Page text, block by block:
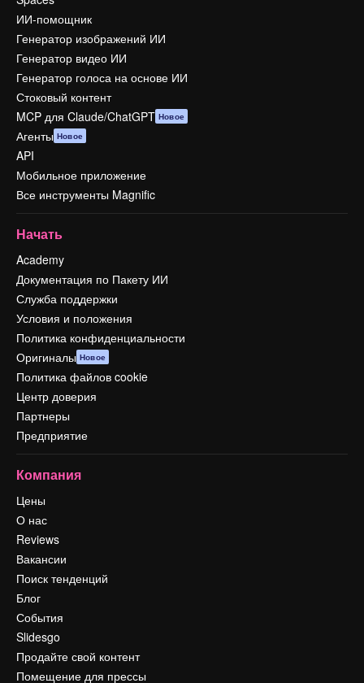
ИИ-помощник
Генератор изображений ИИ
Генератор видео ИИ
Генератор голоса на основе ИИ
Стоковый контент
MCP для Claude/ChatGPT Новое
Агенты Новое
API
Мобильное приложение
Все инструменты Magnific
Начать
Academy
Документация по Пакету ИИ
Служба поддержки
Условия и положения
Политика конфиденциальности
Оригиналы Новое
Политика файлов cookie
Центр доверия
Партнеры
Предприятие
Компания
Цены
О нас
Reviews
Вакансии
Поиск тенденций
Блог
События
Slidesgo
Продайте свой контент
Помещение для прессы